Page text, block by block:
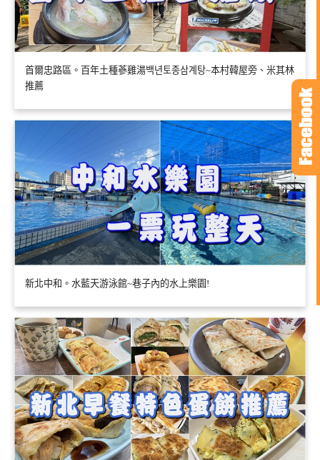
首爾忠路區。百年土種蔘雞湯백년토종삼계탕~本村韓屋旁、米其林
推薦
新北中和。水藍天游泳館~巷子內的水上樂園!